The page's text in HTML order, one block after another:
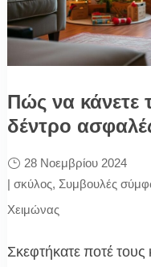
Πώς να κάνετε
δέντρο
28 Νοεμβρίου 2024
| σκύλος, Συμβουλές
Χειμώνας
Σκεφτήκατε ποτέ